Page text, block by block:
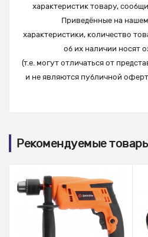
характеристик товару,
Приведённые на
характеристики, количество
об их наличии носят
(т.е. могут отличаться от
и не являются публичной
Рекомендуемые